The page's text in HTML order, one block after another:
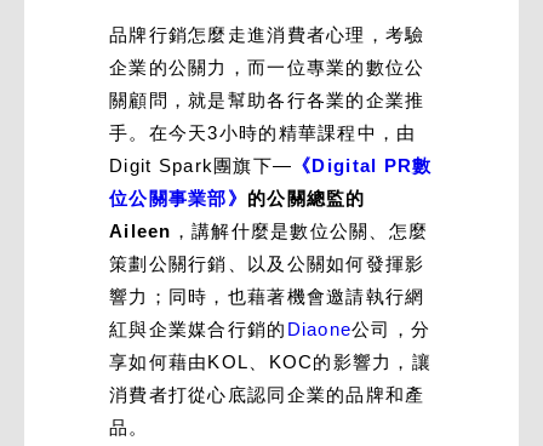
品牌行銷怎麼走進消費者心理，考驗
企業的公關力，而一位專業的數位公
關顧問，就是幫助各行各業的企業推
手。在今天3小時的精華課程中，由
Digit Spark團旗下— 《Digital PR數
位公關事業部》 的公關總監的
Aileen ，講解什麼是數位公關、怎麼
策劃公關行銷、以及公關如何發揮影
響力；同時，也藉著機會邀請執行網
紅與企業媒合行銷的 Diaone公司，分
享如何藉由KOL、KOC的影響力，讓
消費者打從心底認同企業的品牌和產
品。